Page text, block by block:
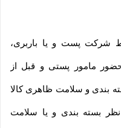
توسط شرکت پست و یا باربری،
مامور پستی و قبل از
بندی و سلامت ظاهری کالا
بسته بندی و یا سلامت